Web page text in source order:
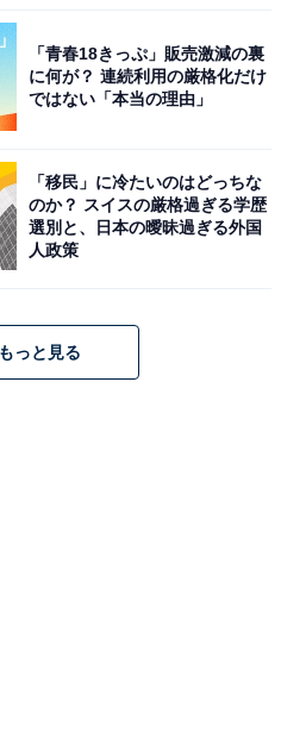
「青春18きっぷ」販売激減の裏
に何が？ 連続利用の厳格化だけ
ではない「本当の理由」
「移民」に冷たいのはどっちな
のか？ スイスの厳格過ぎる学歴
選別と、日本の曖昧過ぎる外国
人政策
っと見る